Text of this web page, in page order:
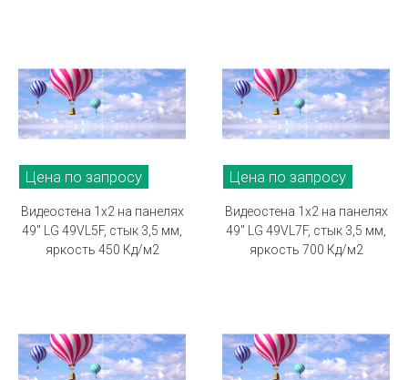
Цена по запросу
Видеостена 1х2 на панелях
49" LG 49VL5F, стык 3,5 мм,
яркость 450 Кд/м2
Цена по запросу
Видеостена 1х2 на панелях
49" LG 49VL7F, стык 3,5 мм,
яркость 700 Кд/м2